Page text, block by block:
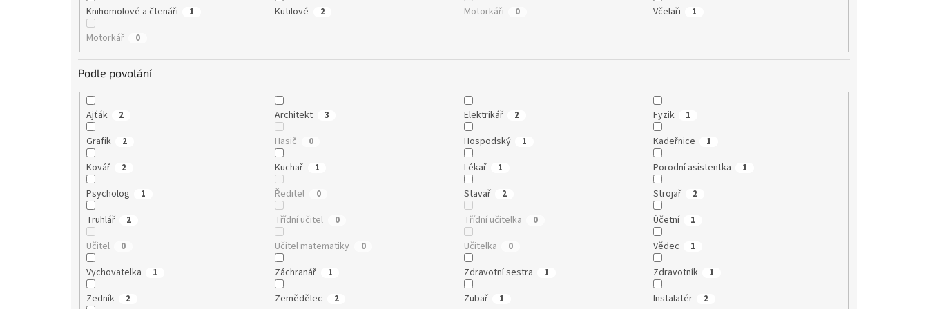
Knihomolové a čtenáři 1 Kutilové 2 Motorkáři 0 Včelaři 1
Motorkář 0
Podle povolání
Ajťák 2 Architekt 3 Elektrikář 2 Fyzik 1
Grafik 2 Hasič 0 Hospodský 1 Kadeřnice 1
Kovář 2 Kuchař 1 Lékař 1 Porodní asistentka 1
Psycholog 1 Ředitel 0 Stavař 2 Strojař 2
Truhlář 2 Třídní učitel 0 Třídní učitelka 0 Účetní 1
Učitel 0 Učitel matematiky 0 Učitelka 0 Vědec 1
Vychovatelka 1 Záchranář 1 Zdravotní sestra 1 Zdravotník 1
Zedník 2 Zemědělec 2 Zubař 1 Instalatér 2